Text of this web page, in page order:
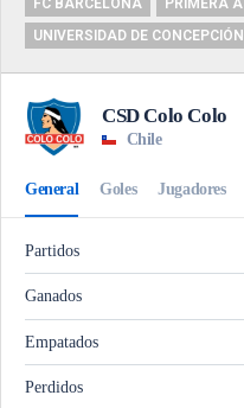
FC BARCELONA
PRIMERA A
UNIVERSIDAD DE CONCEPCIÓN